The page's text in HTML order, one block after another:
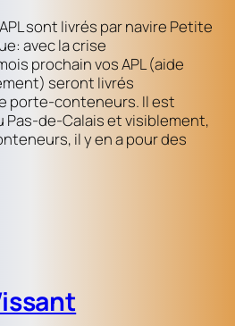
sont livrés par navire Petite
avec la crise
prochain vos APL (aide
seront livrés
porte-conteneurs. Il est
Pas-de-Calais et visiblement,
il y en a pour des